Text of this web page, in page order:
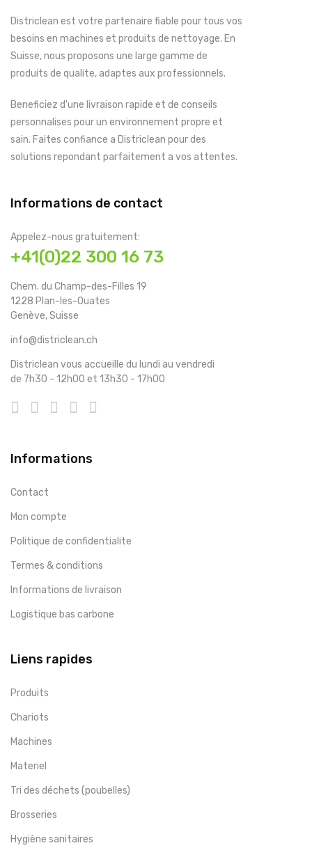
Districlean est votre partenaire fiable pour tous vos
besoins en machines et produits de nettoyage. En
Suisse, nous proposons une large gamme de
produits de qualite, adaptes aux professionnels.
Beneficiez d'une livraison rapide et de conseils
personnalises pour un environnement propre et
sain. Faites confiance a Districlean pour des
solutions repondant parfaitement a vos attentes.
Informations de contact
Appelez-nous gratuitement:
+41(0)22 300 16 73
Chem. du Champ-des-Filles 19
1228 Plan-les-Ouates
Genève, Suisse
info@districlean.ch
Districlean vous accueille du lundi au vendredi
de 7h30 - 12h00 et 13h30 - 17h00
Informations
Contact
Mon compte
Politique de confidentialite
Termes & conditions
Informations de livraison
Logistique bas carbone
Liens rapides
Produits
Chariots
Machines
Materiel
Tri des déchets (poubelles)
Brosseries
Hygiène sanitaires